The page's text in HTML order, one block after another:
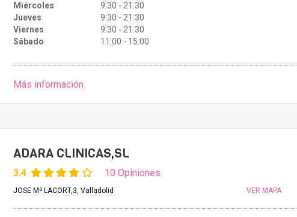
Miércoles
9:30 - 21:30
Jueves
9:30 - 21:30
Viernes
9:30 - 21:30
Sábado
11:00 - 15:00
Más información
ADARA CLINICAS,SL
3.4 10 Opiniones
JOSE Mª LACORT,3, Valladolid VER MAPA